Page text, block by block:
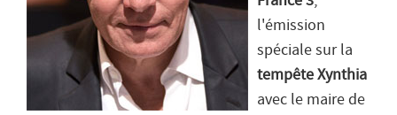
l'émission
spéciale sur la
tempête Xynthia
avec le maire de